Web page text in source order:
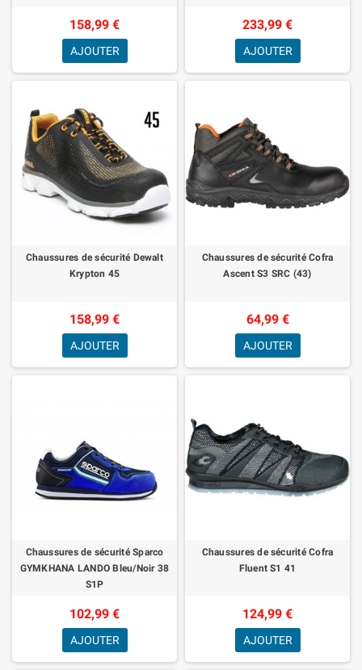
158,99 €
AJOUTER
233,99 €
AJOUTER
Chaussures de sécurité Dewalt
Krypton 45
158,99 €
AJOUTER
Chaussures de sécurité Cofra
Ascent S3 SRC (43)
64,99 €
AJOUTER
Chaussures de sécurité Sparco
GYMKHANA LANDO Bleu/Noir 38
S1P
102,99 €
AJOUTER
Chaussures de sécurité Cofra
Fluent S1 41
124,99 €
AJOUTER